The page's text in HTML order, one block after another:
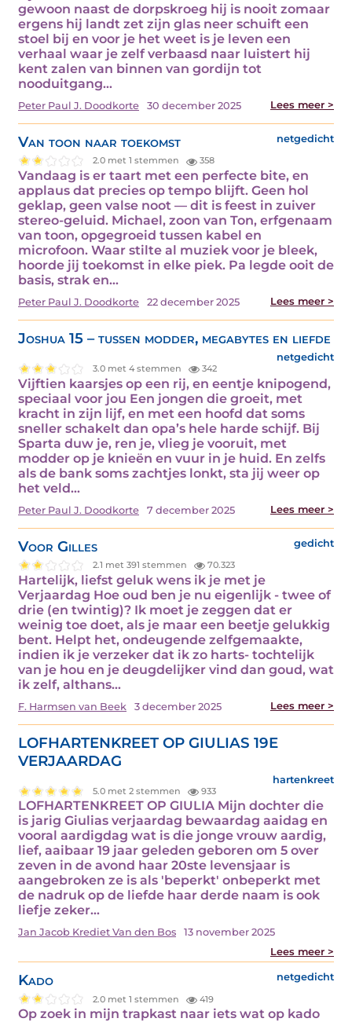
gewoon naast de dorpskroeg hij is nooit zomaar
ergens hij landt zet zijn glas neer schuift een
stoel bij en voor je het weet is je leven een
verhaal waar je zelf verbaasd naar luistert hij
kent zalen van binnen van gordijn tot
nooduitgang…
Peter Paul J. Doodkorte 30 december 2025 Lees meer >
Van toon naar toekomst netgedicht
2.0 met 1 stemmen 358
Vandaag is er taart met een perfecte bite, en
applaus dat precies op tempo blijft. Geen hol
geklap, geen valse noot — dit is feest in zuiver
stereo-geluid. Michael, zoon van Ton, erfgenaam
van toon, opgegroeid tussen kabel en
microfoon. Waar stilte al muziek voor je bleek,
hoorde jij toekomst in elke piek. Pa legde ooit de
basis, strak en…
Peter Paul J. Doodkorte 22 december 2025 Lees meer >
Joshua 15 – tussen modder, megabytes en liefde
netgedicht
3.0 met 4 stemmen 342
Vijftien kaarsjes op een rij, en eentje knipogend,
speciaal voor jou Een jongen die groeit, met
kracht in zijn lijf, en met een hoofd dat soms
sneller schakelt dan opa’s hele harde schijf. Bij
Sparta duw je, ren je, vlieg je vooruit, met
modder op je knieën en vuur in je huid. En zelfs
als de bank soms zachtjes lonkt, sta jij weer op
het veld…
Peter Paul J. Doodkorte 7 december 2025 Lees meer >
Voor Gilles gedicht
2.1 met 391 stemmen 70.323
Hartelijk, liefst geluk wens ik je met je
Verjaardag Hoe oud ben je nu eigenlijk - twee of
drie (en twintig)? Ik moet je zeggen dat er
weinig toe doet, als je maar een beetje gelukkig
bent. Helpt het, ondeugende zelfgemaakte,
indien ik je verzeker dat ik zo harts- tochtelijk
van je hou en je deugdelijker vind dan goud, wat
ik zelf, althans…
F. Harmsen van Beek 3 december 2025 Lees meer >
LOFHARTENKREET OP GIULIAS 19E
VERJAARDAG
hartenkreet
5.0 met 2 stemmen 933
LOFHARTENKREET OP GIULIA Mijn dochter die
is jarig Giulias verjaardag bewaardag aaidag en
vooral aardigdag wat is die jonge vrouw aardig,
lief, aaibaar 19 jaar geleden geboren om 5 over
zeven in de avond haar 20ste levensjaar is
aangebroken ze is als 'beperkt' onbeperkt met
de nadruk op de liefde haar derde naam is ook
liefje zeker…
Jan Jacob Krediet Van den Bos
13 november 2025
Lees meer >
Kado netgedicht
2.0 met 1 stemmen 419
Op zoek in mijn trapkast naar iets wat op kado